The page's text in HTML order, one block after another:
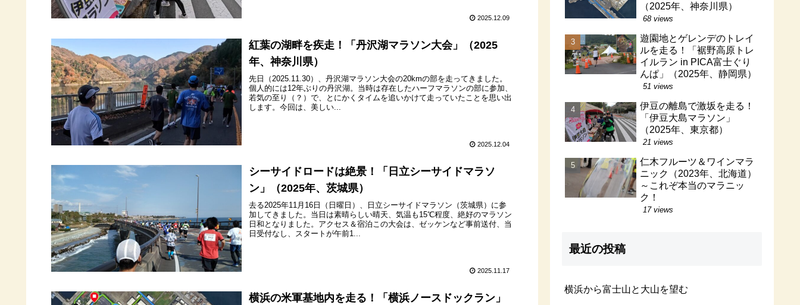
2025.12.09
紅葉の湖畔を疾走！「丹沢湖マラソン大会」（2025
年、神奈川県）
先日（2025.11.30）、丹沢湖マラソン大会の20kmの部を走ってきました。
個人的には12年ぶりの丹沢湖。当時は存在したハーフマラソンの部に参加、
若気の至り（？）で、とにかくタイムを追いかけて走っていたことを思い出
します。今回は、美しい...
2025.12.04
シーサイドロードは絶景！「日立シーサイドマラソ
ン」（2025年、茨城県）
去る2025年11月16日（日曜日）、日立シーサイドマラソン（茨城県）に参
加してきました。当日は素晴らしい晴天、気温も15℃程度、絶好のマラソン
日和となりました。アクセス＆宿泊この大会は、ゼッケンなど事前送付、当
日受付なし、スタートが午前1...
2025.11.17
横浜の米軍基地内を走る！「横浜ノースドックラン」
（2025年、神奈川県）
68 views
遊園地とゲレンデのトレイ
ルを走る！「裾野高原トレ
イルラン in PICA富士ぐり
んぱ」（2025年、静岡県）
51 views
伊豆の離島で激坂を走る！
「伊豆大島マラソン」
（2025年、東京都）
21 views
仁木フルーツ＆ワインマラ
ニック（2023年、北海道）
～これぞ本当のマラニッ
ク！
17 views
最近の投稿
横浜から富士山と大山を望む